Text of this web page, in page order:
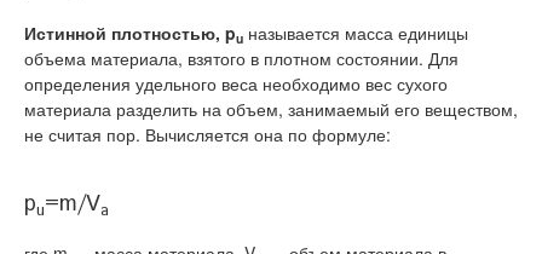
Истинной плотностью, pu называется масса единицы
объема материала, взятого в плотном состоянии. Для
определения удельного веса необходимо вес сухого
материала разделить на объем, занимаемый его веществом,
не считая пор. Вычисляется она по формуле:
pu=m/Va